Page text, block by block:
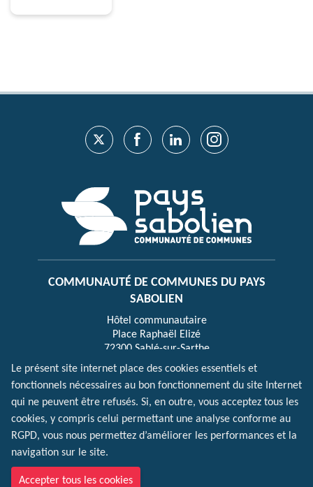
Le présent site internet place des cookies essentiels et
fonctionnels nécessaires au bon fonctionnement du site Internet
qui ne peuvent être refusés. Si, en outre, vous acceptez tous les
cookies, y compris celui permettant une analyse conforme au
RGPD, vous nous permettez d’améliorer les performances et la
navigation sur le site.
Accepter tous les cookies
COMMUNAUTÉ DE COMMUNES DU PAYS
SABOLIEN
Hôtel communautaire
Place Raphaël Elizé
72300 Sablé-sur-Sarthe
HORAIRES D’OUVERTURE
Lundi, mercredi, vendredi : 8h30-12h30 et 13h30-
Mardi : 8h30-17h30 | Jeudi : 8h30-12h30 (fermé
Accueil sur RDV au 02 43 62 50 00